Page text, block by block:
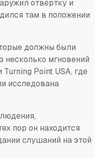
отвёртку и
там в положении
должны были
несколько мгновений
Point USA, где
исследована
пор он находится
слушаний на этой